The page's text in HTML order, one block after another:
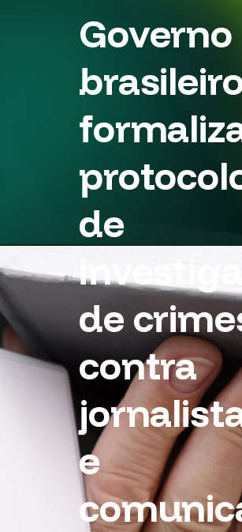
Governo
de
de
contra
e